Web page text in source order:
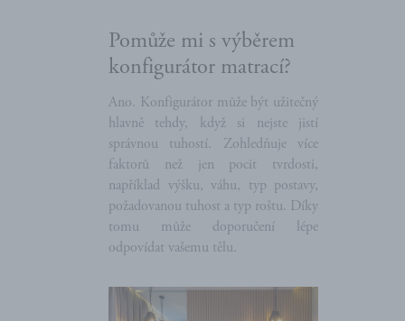
Pomůže mi s výběrem
konfigurátor matrací?
Ano. Konfigurátor může být užitečný
hlavně tehdy, když si nejste jistí
správnou tuhostí. Zohledňuje více
faktorů než jen pocit tvrdosti,
například výšku, váhu, typ postavy,
požadovanou tuhost a typ roštu. Díky
tomu může doporučení lépe
odpovídat vašemu tělu.